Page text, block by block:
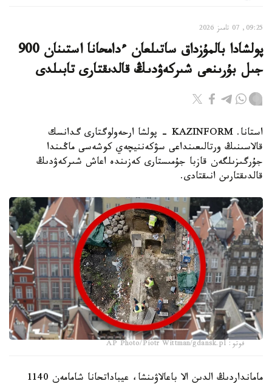
09:25, 07 تامىز 2026
پولشادا بالمۇزداق ساتىلعان ءدامحانا استىنان 900
جىل بۇرىنعى شىركەۋدىڭ قالدىقتارى تابىلدى
استانا. KAZINFORM - پولشا ارحەولوگتارى گدانسك
قالاسىنىڭ ورتالىعىنداعى سۋكەننيچەي كوشەسى ماڭىندا
جۇرگىزىلگەن قازبا جۇمىستارى كەزىندە اعاش شىركەۋدىڭ
قالدىقتارىن انىقتادى.
فوتو: AP Photo/Piotr Wittman/gdansk.pl
مامانداردىڭ الدىن الا باعالاۋىنشا، عيباداتحانا شامامەن 1140